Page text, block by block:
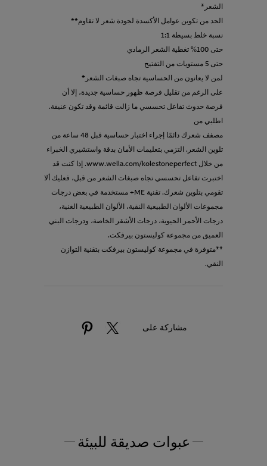
الشعر*
الحد من تكوين عوامل الأكسدة لجودة شعر لا تقاوم**
نسبة خلط بسيطة 1:1
حتى 100% تغطية الشعر الرمادي
حتى 5 مستويات من التفتيح
لمن لا يعانون من الحساسية تجاه صبغات الشعر*
على الرغم من تقليل فرصة ظهور حساسية جديدة، إلا أن
فرصة حدوث تفاعل تحسسي ما زالت قائمة وقد تكون عنيفة.
اطلبي من
مصفف شعرك دائمًا إجراء اختبار حساسية قبل 48 ساعة من
تلوين الشعر. التزمي بتعليمات الأمان بدقة واستشيري الخبراء
من خلال www.wella.com/kolestoneperfect. إذا كنت قد
اختبرت تفاعل تحسسي تجاه صبغات الشعر من قبل، فعليك ألا
تقومي بتلوين شعرك. تقنية ME+ مستخدمة في بعض درجات
مجموعات الألوان الطبيعية النقية، الألوان الطبيعية الغنية،
درجات الأحمر الحيوية، درجات الأشقر الخاصة، ودرجات البني
العميق من مجموعة كوليستون بيرفكت.
**متوفرة في مجموعة كوليستون بيرفكت بتقنية التوازن
النقي.
مشاركة على
عبوات صديقة للبيئة